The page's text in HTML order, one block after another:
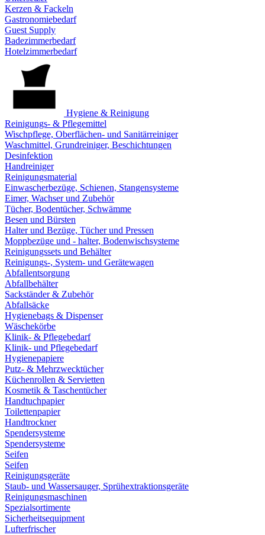
Kerzen & Fackeln
Gastronomiebedarf
Guest Supply
Badezimmerbedarf
Hotelzimmerbedarf
Hygiene & Reinigung
Reinigungs- & Pflegemittel
Wischpflege, Oberflächen- und Sanitärreiniger
Waschmittel, Grundreiniger, Beschichtungen
Desinfektion
Handreiniger
Reinigungsmaterial
Einwascherbezüge, Schienen, Stangensysteme
Eimer, Wachser und Zubehör
Tücher, Bodentücher, Schwämme
Besen und Bürsten
Halter und Bezüge, Tücher und Pressen
Moppbezüge und - halter, Bodenwischsysteme
Reinigungssets und Behälter
Reinigungs-, System- und Gerätewagen
Abfallentsorgung
Abfallbehälter
Sackständer & Zubehör
Abfallsäcke
Hygienebags & Dispenser
Wäschekörbe
Klinik- & Pflegebedarf
Klinik- und Pflegebedarf
Hygienepapiere
Putz- & Mehrzwecktücher
Küchenrollen & Servietten
Kosmetik & Taschentücher
Handtuchpapier
Toilettenpapier
Handtrockner
Spendersysteme
Spendersysteme
Seifen
Seifen
Reinigungsgeräte
Staub- und Wassersauger, Sprühextraktionsgeräte
Reinigungsmaschinen
Spezialsortimente
Sicherheitsequipment
Lufterfrischer